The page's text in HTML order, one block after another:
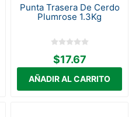
Punta Trasera De Cerdo
Plumrose 1.3Kg
$17.67